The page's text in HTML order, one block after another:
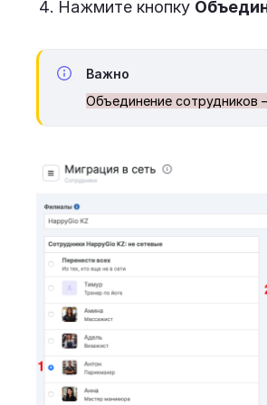
Нажмите кнопку
Важно
Объединение сотрудников